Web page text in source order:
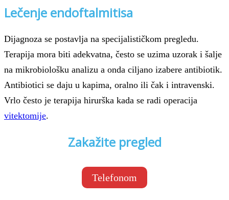
Lečenje endoftalmitisa
Dijagnoza se postavlja na specijalističkom pregledu.
Terapija mora biti adekvatna, često se uzima uzorak i šalje
na mikrobiološku analizu a onda ciljano izabere antibiotik.
Antibiotici se daju u kapima, oralno ili čak i intravenski.
Vrlo često je terapija hirurška kada se radi operacija
vitektomije.
Zakažite pregled
Telefonom